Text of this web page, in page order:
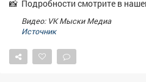
📸 Подробности смотрите в
Видео: VK Мыски Медиа
Источник